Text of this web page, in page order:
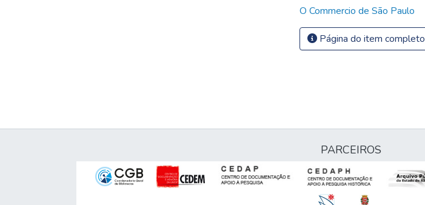
O Commercio de São Paulo
Página do item completo
PARCEIROS